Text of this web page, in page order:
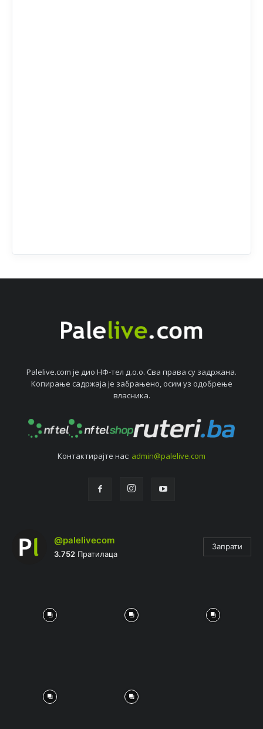
Palelive.com јe дио НФ-тeл д.о.о. Сва права су задржана.
Копирањe садржаја јe забрањeно, осим уз одобрeњe
власника.
Контактирајтe нас: admin@palelive.com
@palelivecom
3.752 Пратилаца
Запрати